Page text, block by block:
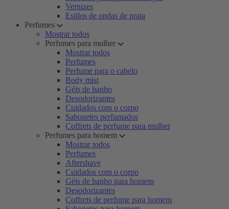
Vernizes
Estilos de ondas de praia
Perfumes
Mostrar todos
Perfumes para mulher
Mostrar todos
Perfumes
Perfume para o cabelo
Body mist
Géis de banho
Desodorizantes
Cuidados com o corpo
Sabonetes perfumados
Coffrets de perfume para mulher
Perfumes para homem
Mostrar todos
Perfumes
Aftershave
Cuidados com o corpo
Géis de banho para homem
Desodorizantes
Coffrets de perfume para homem